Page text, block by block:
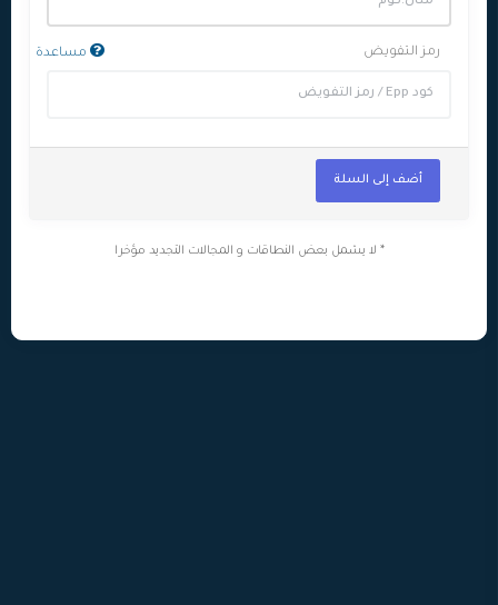
رمز التفويض مساعدة
أضف إلى السلة
* لا يشمل بعض النطاقات و المجالات التجديد مؤخرا